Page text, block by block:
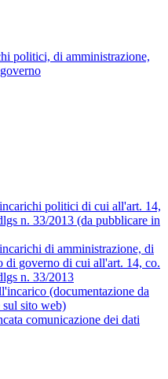
politici, di amministrazione,
politici di cui all'art. 14,
n. 33/2013 (da pubblicare in
di amministrazione, di
di governo di cui all'art. 14, co.
n. 33/2013
(documentazione da
sul sito web)
comunicazione dei dati